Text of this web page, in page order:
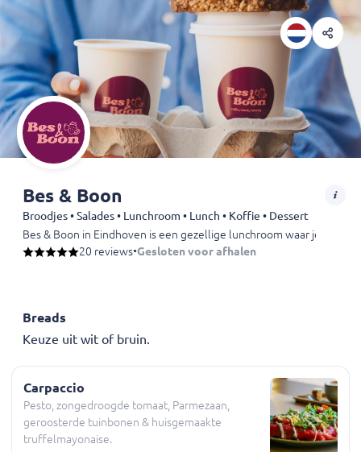
Bes & Boon
Broodjes • Salades • Lunchroom • Lunch • Koffie • Dessert
Bes & Boon in Eindhoven is een gezellige lunchroom waar je
Van carpaccio en burrata tot açaí bowls en specialty coffee: er is
20 reviews•Gesloten voor afhalen
Breads
Keuze uit wit of bruin.
Carpaccio
Pesto, zongedroogde tomaat, Parmezaan,
geroosterde tuinbonen & huisgemaakte
truffelmayonaise.